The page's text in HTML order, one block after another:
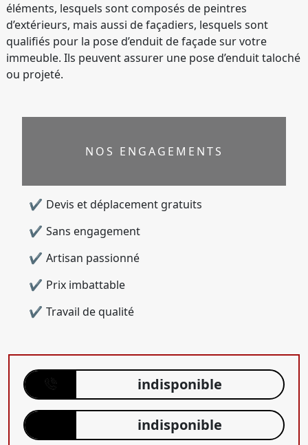
éléments, lesquels sont composés de peintres
d’extérieurs, mais aussi de façadiers, lesquels sont
qualifiés pour la pose d’enduit de façade sur votre
immeuble. Ils peuvent assurer une pose d’enduit taloché
ou projeté.
NOS ENGAGEMENTS
Devis et déplacement gratuits
Sans engagement
Artisan passionné
Prix imbattable
Travail de qualité
indisponible
indisponible